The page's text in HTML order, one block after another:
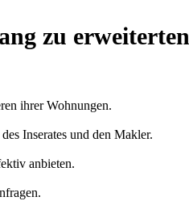
zu
ihrer Wohnungen.
Inserates und den Makler.
anbieten.